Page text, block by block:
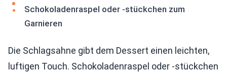
Schokoladenraspel oder -stückchen zum
Garnieren
Die Schlagsahne gibt dem Dessert einen leichten,
luftigen Touch. Schokoladenraspel oder -stückchen